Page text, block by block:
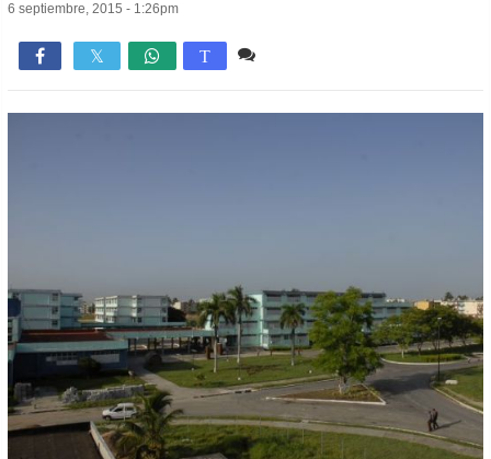
6 septiembre, 2015 - 1:26pm
 T